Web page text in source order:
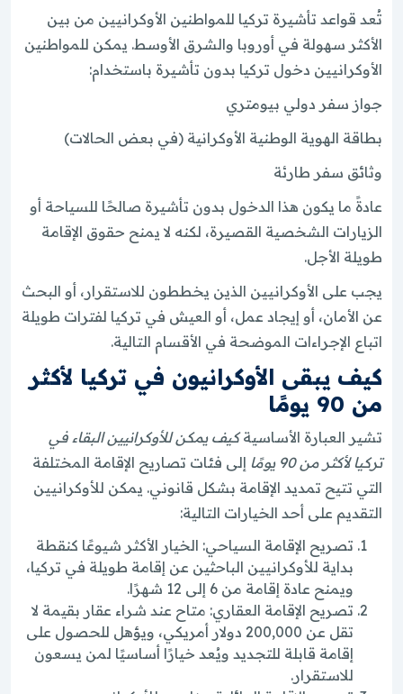
تُعد قواعد تأشيرة تركيا للمواطنين الأوكرانيين من بين
الأكثر سهولة في أوروبا والشرق الأوسط. يمكن للمواطنين
الأوكرانيين دخول تركيا بدون تأشيرة باستخدام:
جواز سفر دولي بيومتري
بطاقة الهوية الوطنية الأوكرانية (في بعض الحالات)
وثائق سفر طارئة
عادةً ما يكون هذا الدخول بدون تأشيرة صالحًا للسياحة أو
الزيارات الشخصية القصيرة، لكنه لا يمنح حقوق الإقامة
طويلة الأجل.
يجب على الأوكرانيين الذين يخططون للاستقرار، أو البحث
عن الأمان، أو إيجاد عمل، أو العيش في تركيا لفترات طويلة
اتباع الإجراءات الموضحة في الأقسام التالية.
كيف يبقى الأوكرانيون في تركيا لأكثر
من 90 يومًا
تشير العبارة الأساسيةكيف يمكن للأوكرانيين البقاء في
تركيا لأكثر من 90 يومًا
إلى فئات تصاريح الإقامة المختلفة
التي تتيح تمديد الإقامة بشكل قانوني. يمكن للأوكرانيين
التقديم على أحد الخيارات التالية:
تصريح الإقامة السياحي: الخيار الأكثر شيوعًا كنقطة
بداية للأوكرانيين الباحثين عن إقامة طويلة في تركيا،
ويمنح عادة إقامة من 6 إلى 12 شهرًا.
تصريح الإقامة العقاري: متاح عند شراء عقار بقيمة لا
تقل عن 200,000 دولار أمريكي، ويؤهل للحصول على
إقامة قابلة للتجديد ويُعد خيارًا أساسيًا لمن يسعون
للاستقرار.